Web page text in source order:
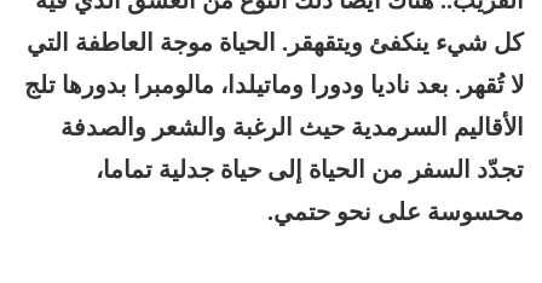
كل شيء ينكفئ ويتقهقر. الحياة موجة العاطفة التي
لا تُقهر. بعد ناديا ودورا وماتيلدا، مالومبرا بدورها تلج
الأقاليم السرمدية حيث الرغبة والشعر والصدفة
تجدّد السفر من الحياة إلى حياة جدلية تماما،
محسوسة على نحو حتمي.